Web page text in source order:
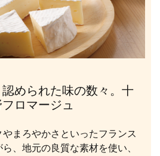
められた味の数々。十
ロマージュ
まろやかさといったフランス
、地元の良質な素材を使い、